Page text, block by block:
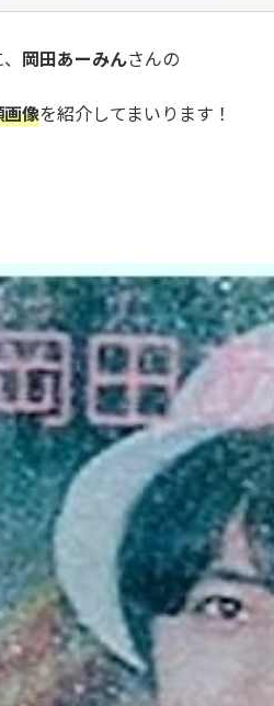
岡田あーみんさんの
像を紹介してまいります！